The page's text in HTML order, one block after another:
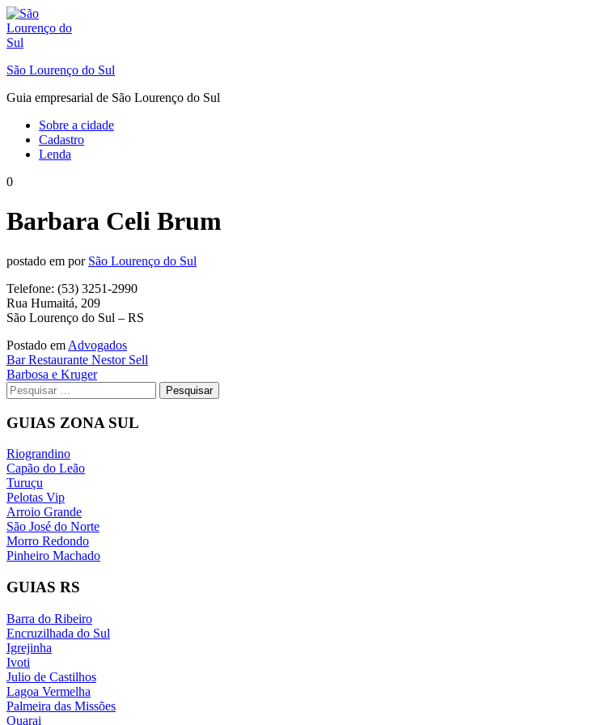
Ir
para
o
São Lourenço do Sul
Guia empresarial de São Lourenço do Sul
Sobre a cidade
Cadastro
Lenda
0
Barbara Celi Brum
postado em por São Lourenço do Sul
Telefone: (53) 3251-2990
Rua Humaitá, 209
São Lourenço do Sul – RS
Postado em Advogados
Navegação
de
Post
Bar Restaurante Nestor Sell
Barbosa e Kruger
Pesquisar
por:
GUIAS ZONA SUL
Riograndino
Capão do Leão
Turuçu
Pelotas Vip
Arroio Grande
São José do Norte
Morro Redondo
Pinheiro Machado
GUIAS RS
Barra do Ribeiro
Encruzilhada do Sul
Igrejinha
Ivoti
Julio de Castilhos
Lagoa Vermelha
Palmeira das Missões
Quarai